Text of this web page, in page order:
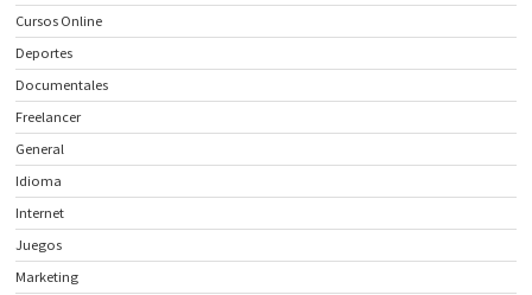
Cursos Online
Deportes
Documentales
Freelancer
General
Idioma
Internet
Juegos
Marketing